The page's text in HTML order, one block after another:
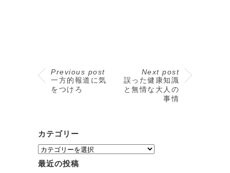
Previous post
一方的報道に気
をつけろ
Next post
誤った健康知識
と無情な大人の
事情
カテゴリー
カ
テ
ゴ
最近の投稿